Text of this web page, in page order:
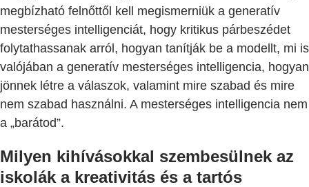
megbízható felnőttől kell megismerniük a generatív
mesterséges intelligenciát, hogy kritikus párbeszédet
folytathassanak arról, hogyan tanítják be a modellt, mi is
valójában a generatív mesterséges intelligencia, hogyan
jönnek létre a válaszok, valamint mire szabad és mire
nem szabad használni. A mesterséges intelligencia nem
a „barátod”.
Milyen kihívásokkal szembesülnek az
iskolák a kreativitás és a tartós